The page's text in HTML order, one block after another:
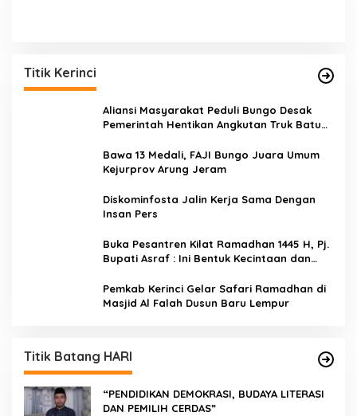
Titik Kerinci
Aliansi Masyarakat Peduli Bungo Desak
Pemerintah Hentikan Angkutan Truk Batu
Bawa 13 Medali, FAJI Bungo Juara Umum
Kejurprov Arung Jeram
Diskominfosta Jalin Kerja Sama Dengan
Insan Pers
Buka Pesantren Kilat Ramadhan 1445 H, Pj.
Bupati Asraf : Ini Bentuk Kecintaan dan
Kerinci
Pemkab Kerinci Gelar Safari Ramadhan di
Masjid Al Falah Dusun Baru Lempur
Titik Batang HARI
“PENDIDIKAN DEMOKRASI, BUDAYA LITERASI
DAN PEMILIH CERDAS”